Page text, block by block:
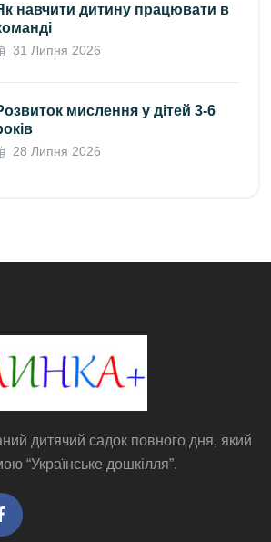
навчити дитину працювати в
31 Липня 2026
мислення у дітей 3-6
28 Липня 2026
дитячий садок повного дня, який
“Українське дошкілля”.